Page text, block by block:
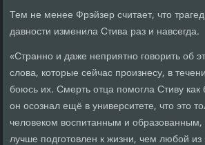
Тем не менее Фрэйзер считает, что
давности изменила Стива раз и навсегда.
«Странно и даже неприятно говорить об
слова, которые сейчас произнесу, в
боюсь их. Смерть отца помогла Стиву как
он осознал ещё в университете, что это
человеком воспитанным и
лучше подготовлен к жизни, чем любой из